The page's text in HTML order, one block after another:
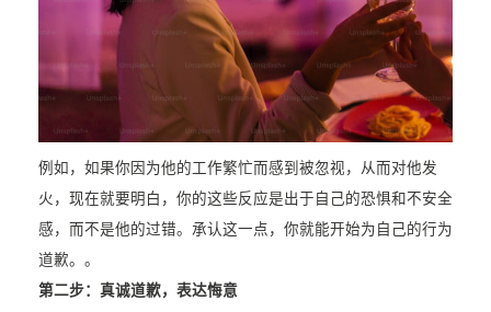
例如，如果你因为他的工作繁忙而感到被忽视，从而对他发
火，现在就要明白，你的这些反应是出于自己的恐惧和不安全
感，而不是他的过错。承认这一点，你就能开始为自己的行为
道歉。。
第二步：真诚道歉，表达悔意